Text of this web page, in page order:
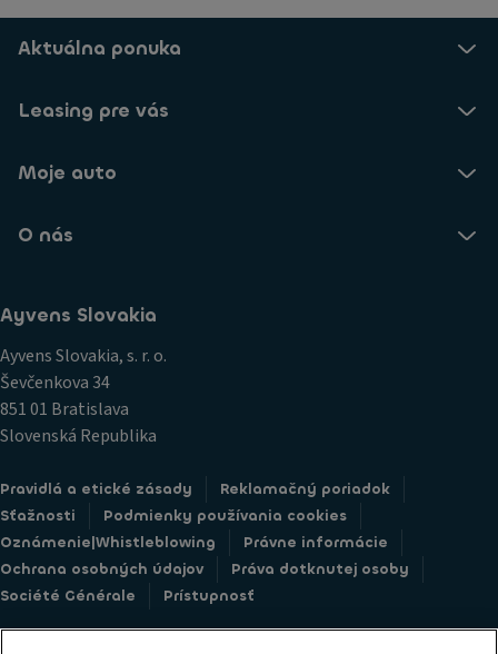
Aktuálna ponuka
Leasing pre vás
Moje auto
O nás
Ayvens Slovakia
Ayvens Slovakia, s. r. o.
Ševčenkova 34
851 01 Bratislava
Slovenská Republika
Pravidlá a etické zásady
Reklamačný poriadok
Sťažnosti
Podmienky používania cookies
Oznámenie|Whistleblowing
Právne informácie
Ochrana osobných údajov
Práva dotknutej osoby
Société Générale
Prístupnosť